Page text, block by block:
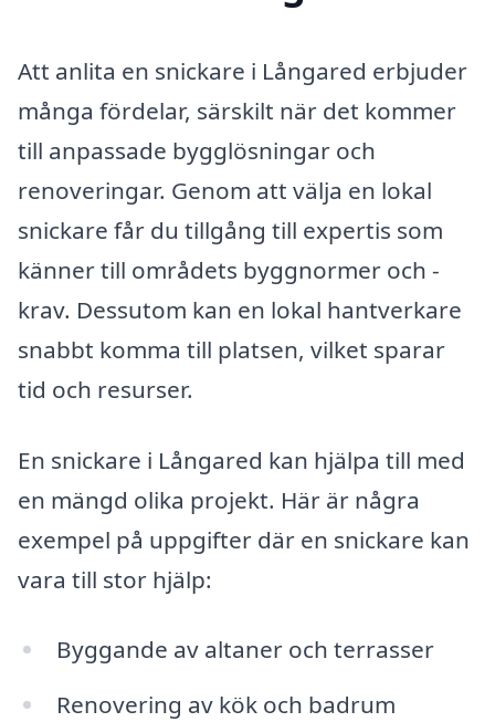
Att anlita en snickare i Långared erbjuder
många fördelar, särskilt när det kommer
till anpassade bygglösningar och
renoveringar. Genom att välja en lokal
snickare får du tillgång till expertis som
känner till områdets byggnormer och -
krav. Dessutom kan en lokal hantverkare
snabbt komma till platsen, vilket sparar
tid och resurser.
En snickare i Långared kan hjälpa till med
en mängd olika projekt. Här är några
exempel på uppgifter där en snickare kan
vara till stor hjälp:
Byggande av altaner och terrasser
Renovering av kök och badrum